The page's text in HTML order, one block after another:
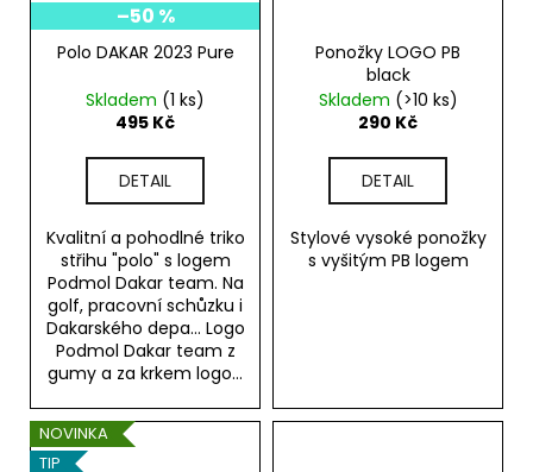
–50 %
Polo DAKAR 2023 Pure
Skladem (1 ks)
495 Kč
DETAIL
Kvalitní a pohodlné triko
střihu "polo" s logem
Podmol Dakar team. Na
golf, pracovní schůzku i
Dakarského depa... Logo
Podmol Dakar team z
gumy a za krkem logo...
Ponožky LOGO PB
black
Skladem (>10 ks)
290 Kč
DETAIL
Stylové vysoké ponožky
s vyšitým PB logem
NOVINKA
TIP